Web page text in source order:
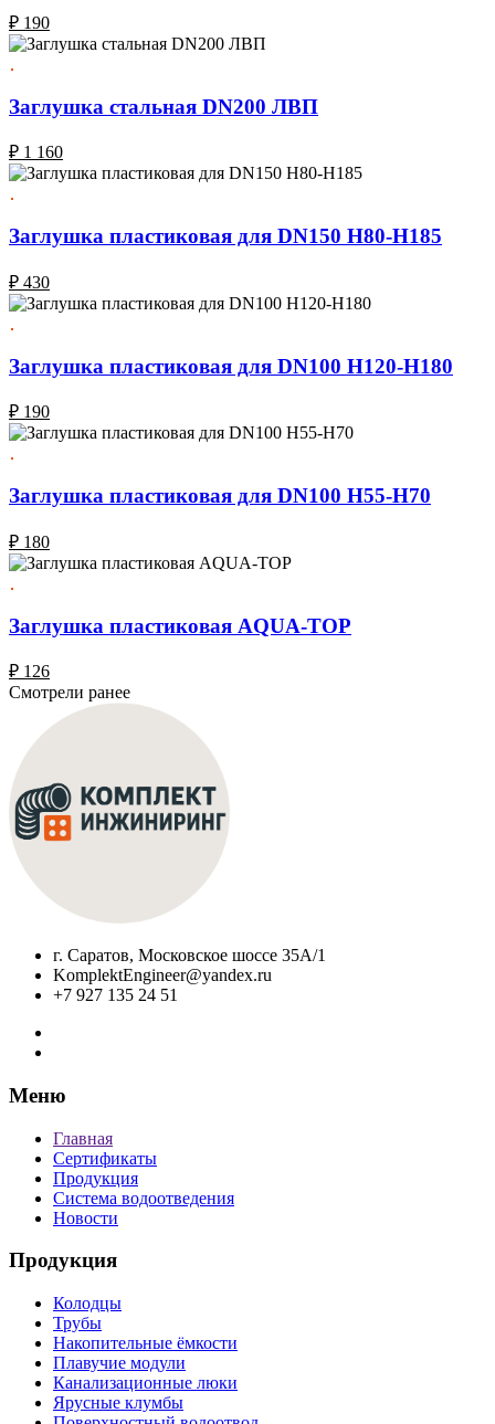
₽ 190
Заглушка стальная DN200 ЛВП
₽ 1 160
Заглушка пластиковая для DN150 H80-H185
₽ 430
Заглушка пластиковая для DN100 H120-Н180
₽ 190
Заглушка пластиковая для DN100 H55-Н70
₽ 180
Заглушка пластиковая AQUA-TOP
₽ 126
Смотрели ранее
г. Саратов, Московское шоссе 35А/1
KomplektEngineer@yandex.ru
+7 927 135 24 51
Меню
Главная
Сертификаты
Продукция
Система водоотведения
Новости
Продукция
Колодцы
Трубы
Накопительные ёмкости
Плавучие модули
Канализационные люки
Ярусные клумбы